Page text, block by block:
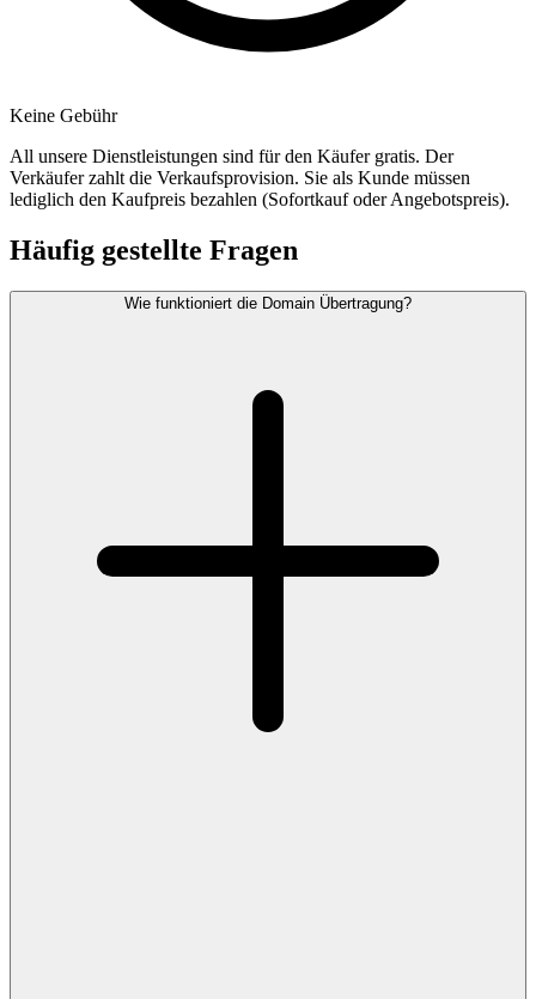
Keine Gebühr
All unsere Dienstleistungen sind für den Käufer gratis. Der
Verkäufer zahlt die Verkaufsprovision. Sie als Kunde müssen
lediglich den Kaufpreis bezahlen (Sofortkauf oder Angebotspreis).
Häufig gestellte Fragen
Wie funktioniert die Domain Übertragung?